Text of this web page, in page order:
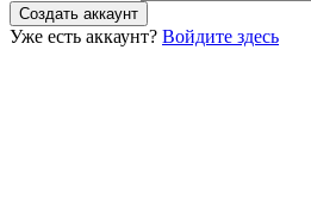
Уже есть аккаунт? Войдите здесь